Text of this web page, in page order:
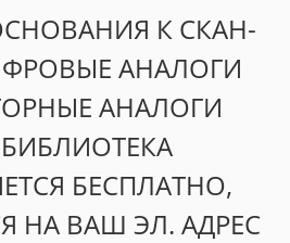
К СКАН-
АНАЛОГИ
АНАЛОГИ
БЕСПЛАТНО,
НА ВАШ ЭЛ. АДРЕС